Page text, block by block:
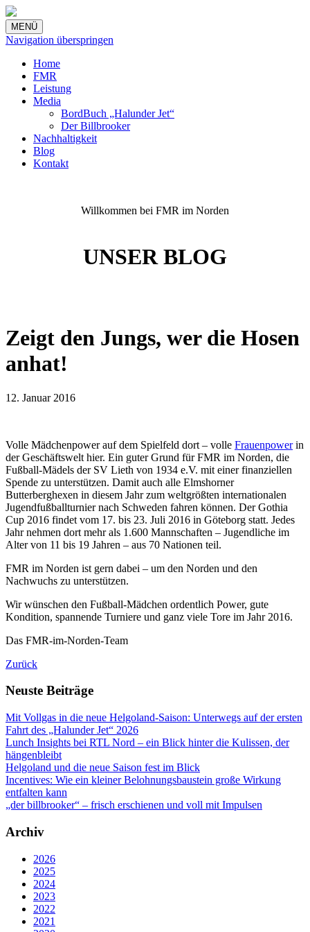
MENÜ
Navigation überspringen
Home
FMR
Leistung
Media
BordBuch „Halunder Jet“
Der Billbrooker
Nachhaltigkeit
Blog
Kontakt
Willkommen bei FMR im Norden
UNSER BLOG
Zeigt den Jungs, wer die Hosen
anhat!
12. Januar 2016
Volle Mädchenpower auf dem Spielfeld dort – volle Frauenpowerin
der Geschäftswelt hier. Ein guter Grund für FMR im Norden, die
Fußball-Mädels der SV Lieth von 1934 e.V. mit einer finanziellen
Spende zu unterstützen. Damit auch alle Elmshorner
Butterberghexen in diesem Jahr zum weltgrößten internationalen
Jugendfußballturnier nach Schweden fahren können. Der Gothia
Cup 2016 findet vom 17. bis 23. Juli 2016 in Göteborg statt. Jedes
Jahr nehmen dort mehr als 1.600 Mannschaften – Jugendliche im
Alter von 11 bis 19 Jahren – aus 70 Nationen teil.
FMR im Norden ist gern dabei – um den Norden und den
Nachwuchs zu unterstützen.
Wir wünschen den Fußball-Mädchen ordentlich Power, gute
Kondition, spannende Turniere und ganz viele Tore im Jahr 2016.
Das FMR-im-Norden-Team
Zurück
Neuste Beiträge
Mit Vollgas in die neue Helgoland-Saison: Unterwegs auf der ersten
Fahrt des „Halunder Jet“ 2026
Lunch Insights bei RTL Nord – ein Blick hinter die Kulissen, der
hängenbleibt
Helgoland und die neue Saison fest im Blick
Incentives: Wie ein kleiner Belohnungsbaustein große Wirkung
entfalten kann
„der billbrooker“ – frisch erschienen und voll mit Impulsen
Archiv
2026
2025
2024
2023
2022
2021